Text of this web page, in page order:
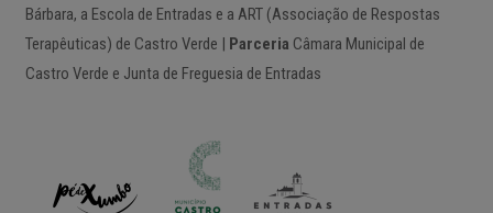
Bárbara, a Escola de Entradas e a ART (Associação de Respostas
Terapêuticas) de Castro Verde |
Parceria Câmara Municipal de
Castro Verde e Junta de Freguesia de Entradas